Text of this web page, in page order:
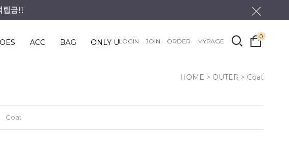
ACC BAG ONLY ULOGIN JOIN ORDER MYPAGE
0
HOME > OUTER > Coat
Coat